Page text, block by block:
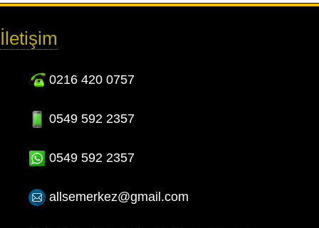
İletişim
0216 420 0757
0549 592 2357
0549 592 2357
allsemerkez@gmail.com